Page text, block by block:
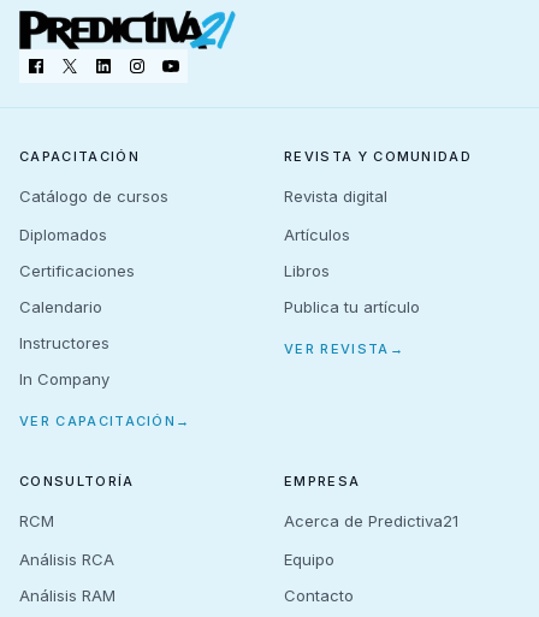
CAPACITACIÓN
Catálogo de cursos
Diplomados
Certificaciones
Calendario
Instructores
In Company
VER CAPACITACIÓN →
REVISTA Y COMUNIDAD
Revista digital
Artículos
Libros
Publica tu artículo
VER REVISTA →
CONSULTORÍA
RCM
Análisis RCA
Análisis RAM
EMPRESA
Acerca de Predictiva21
Equipo
Contacto